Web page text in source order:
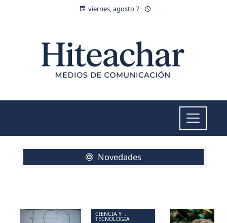
viernes, agosto 7
Novedades
CIENCIA Y
TECNOLOGÍA